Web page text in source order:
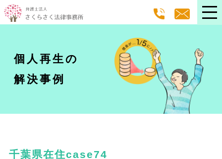
個人再生の
解決事例
千葉県在住case74